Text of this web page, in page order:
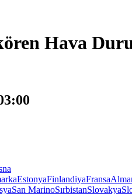
Hava
EstonyaFinlandiyaFransa
San MarinoSırbistanSlovakya